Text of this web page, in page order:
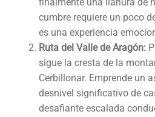
cumbre requiere un poco
es una experiencia
Ruta del Valle de Aragón:
sigue la cresta de la
Cerbillonar. Emprende un
desnivel significativo de
desafiante escalada